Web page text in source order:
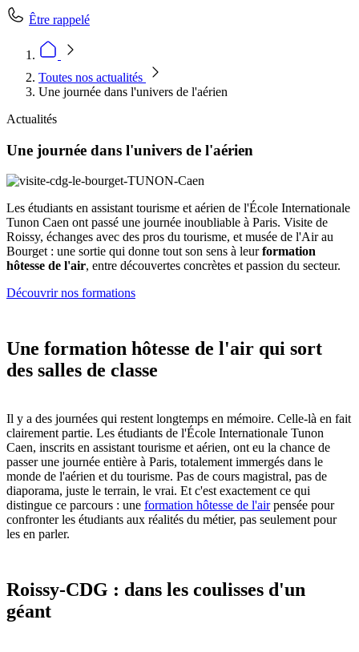
Être rappelé
Toutes nos actualités
Une journée dans l'univers de l'aérien
Actualités
Une journée dans l'univers de l'aérien
Les étudiants en assistant tourisme et aérien de l'École Internationale
Tunon Caen ont passé une journée inoubliable à Paris. Visite de
Roissy, échanges avec des pros du tourisme, et musée de l'Air au
Bourget : une sortie qui donne tout son sens à leurformation
hôtesse de l'air, entre découvertes concrètes et passion du secteur.
Découvrir nos formations
Une formation hôtesse de l'air qui sort
des salles de classe
Il y a des journées qui restent longtemps en mémoire. Celle-là en fait
clairement partie. Les étudiants de l'École Internationale Tunon
Caen, inscrits en assistant tourisme et aérien, ont eu la chance de
passer une journée entière à Paris, totalement immergés dans le
monde de l'aérien et du tourisme. Pas de cours magistral, pas de
diaporama, juste le terrain, le vrai. Et c'est exactement ce qui
distingue ce parcours : une formation hôtesse de l'airpensée pour
confronter les étudiants aux réalités du métier, pas seulement pour
les en parler.
Roissy-CDG : dans les coulisses d'un
géant